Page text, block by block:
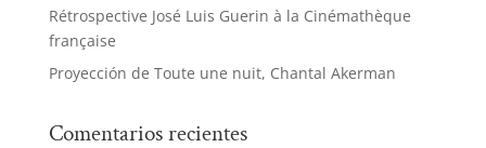
Rétrospective José Luis Guerin à la Cinémathèque
française
Proyección de Toute une nuit, Chantal Akerman
Comentarios recientes